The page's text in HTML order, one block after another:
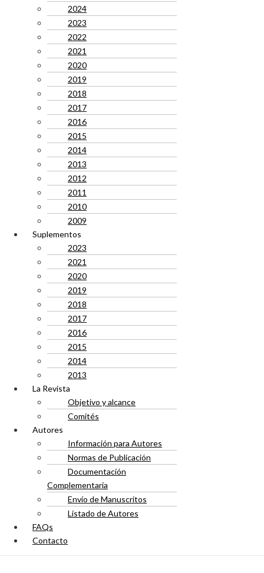
2024
2023
2022
2021
2020
2019
2018
2017
2016
2015
2014
2013
2012
2011
2010
2009
Suplementos
2023
2021
2020
2019
2018
2017
2016
2015
2014
2013
La Revista
Objetivo y alcance
Comités
Autores
Información para Autores
Normas de Publicación
Documentación
Complementaria
Envío de Manuscritos
Listado de Autores
FAQs
Contacto